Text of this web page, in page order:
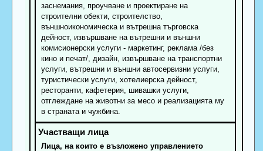
заснемания, проучване и проектиране на
строителни обекти, строителство,
външноикономическа и вътрешна търговска
дейност, извършване на вътрешни и външни
комисионерски услуги - маркетинг, реклама /без
кино и печат/, дизайн, извършване на транспортни
услуги, вътрешни и външни автосервизни услуги,
туристически услуги, хотелиерска дейност,
ресторанти, кафетерия, шивашки услуги,
отглеждане на животни за месо и реализацията му
в страната и чужбина.
Лица, на които е възложено управлението